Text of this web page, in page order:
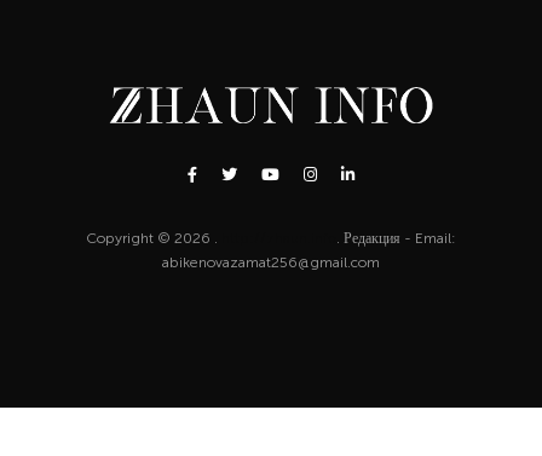
Copyright © 2026 .
. Редакция - Email:
abikenovazamat256@gmail.com